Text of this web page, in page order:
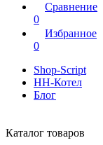
Сравнение
0
Избранное
0
Shop-Script
НН-Котел
Блог
Каталог товаров